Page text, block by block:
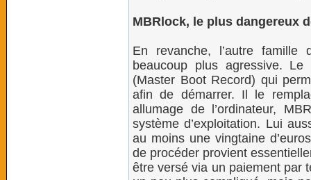
MBRlock, le plus dangereux
En revanche, l’autre famille
beaucoup plus agressive. Le
(Master Boot Record) qui
afin de démarrer. Il le
allumage de l’ordinateur,
système d’exploitation. Lui
au moins une vingtaine
de procéder provient
être versé via un paiement par